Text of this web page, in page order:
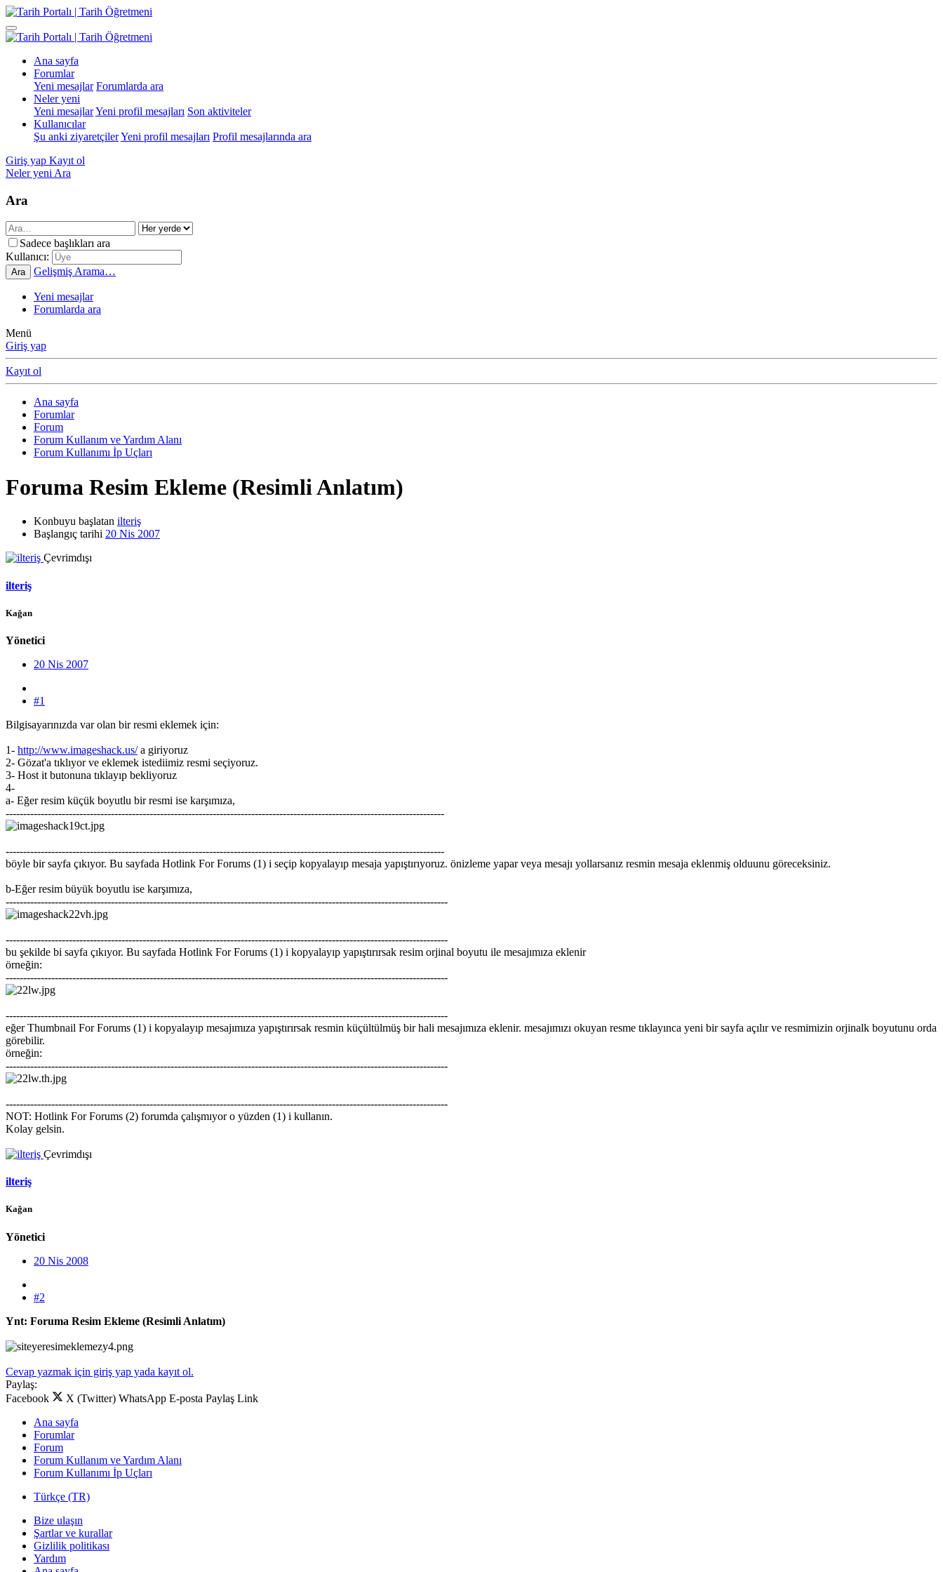
Ana sayfa
Forumlar
Yeni mesajlar Forumlarda ara
Neler yeni
Yeni mesajlarYeni profil mesajları Son aktiviteler
Kullanıcılar
Şu anki ziyaretçilerYeni profil mesajları Profil mesajlarında ara
Giriş yap Kayıt ol
Neler yeni Ara
Ara
Sadece başlıkları ara
Kullanıcı:
Ara Gelişmiş Arama…
Yeni mesajlar
Forumlarda ara
Menü
Giriş yap
Kayıt ol
Ana sayfa
Forumlar
Forum
Forum Kullanım ve Yardım Alanı
Forum Kullanımı İp Uçları
Foruma Resim Ekleme (Resimli Anlatım)
Konbuyu başlatan ilteriş
Başlangıç tarihi 20 Nis 2007
Çevrimdışı
ilteriş
Kağan
Yönetici
20 Nis 2007
#1
Bilgisayarınızda var olan bir resmi eklemek için:
1- http://www.imageshack.us/a giriyoruz
2- Gözat'a tıklıyor ve eklemek istediimiz resmi seçiyoruz.
3- Host it butonuna tıklayıp bekliyoruz
4-
a- Eğer resim küçük boyutlu bir resmi ise karşımıza,
-----------------------------------------------------------------------------------------------------------------------------
-----------------------------------------------------------------------------------------------------------------------------
böyle bir sayfa çıkıyor. Bu sayfada Hotlink For Forums (1) i seçip kopyalayıp mesaja yapıştırıyoruz. önizleme yapar veya mesajı yollarsanız resmin mesaja eklenmiş olduunu göreceksiniz.
b-Eğer resim büyük boyutlu ise karşımıza,
------------------------------------------------------------------------------------------------------------------------------
------------------------------------------------------------------------------------------------------------------------------
bu şekilde bi sayfa çıkıyor. Bu sayfada Hotlink For Forums (1) i kopyalayıp yapıştırırsak resim orjinal boyutu ile mesajımıza eklenir
örneğin:
------------------------------------------------------------------------------------------------------------------------------
------------------------------------------------------------------------------------------------------------------------------
eğer Thumbnail For Forums (1) i kopyalayıp mesajımıza yapıştırırsak resmin küçültülmüş bir hali mesajımıza eklenir. mesajımızı okuyan resme tıklayınca yeni bir sayfa açılır ve resmimizin orjinalk boyutunu orda
görebilir.
örneğin:
------------------------------------------------------------------------------------------------------------------------------
------------------------------------------------------------------------------------------------------------------------------
NOT: Hotlink For Forums (2) forumda çalışmıyor o yüzden (1) i kullanın.
Kolay gelsin.
Çevrimdışı
ilteriş
Kağan
Yönetici
20 Nis 2008
#2
Ynt: Foruma Resim Ekleme (Resimli Anlatım)
Cevap yazmak için giriş yap yada kayıt ol.
Paylaş:
Facebook
X (Twitter) WhatsApp E-posta Paylaş Link
Ana sayfa
Forumlar
Forum
Forum Kullanım ve Yardım Alanı
Forum Kullanımı İp Uçları
Türkçe (TR)
Bize ulaşın
Şartlar ve kurallar
Gizlilik politikası
Yardım